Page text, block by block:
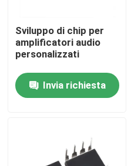
Casa
Prodotti
Giro della fabbrica
Sviluppo di chip per
amplificatori audio
personalizzati
Invia richiesta